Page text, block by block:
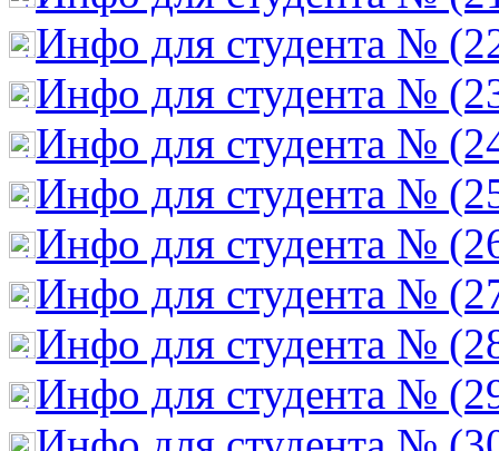
Инфо для студента №
Инфо для студента №
Инфо для студента №
Инфо для студента №
Инфо для студента №
Инфо для студента №
Инфо для студента №
Инфо для студента №